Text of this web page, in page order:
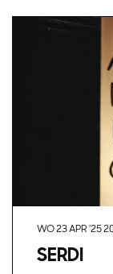
SERDI
WO 23 APR '25